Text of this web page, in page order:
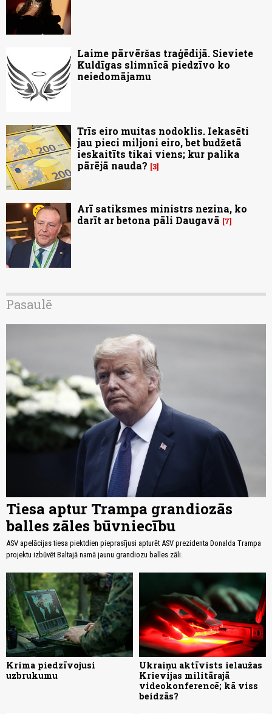
Laime pārvēršas traģēdijā. Sieviete
Kuldīgas slimnīcā piedzīvo ko
neiedomājamu
Trīs eiro muitas nodoklis. Iekasēti
jau pieci miljoni eiro, bet budžetā
ieskaitīts tikai viens; kur palika
pārējā nauda? 3
Arī satiksmes ministrs nezina, ko
darīt ar betona pāli Daugavā
7
Pasaulē
Tiesa aptur Trampa grandiozās
balles zāles būvniecību
ASV apelācijas tiesa piektdien pieprasījusi apturēt ASV prezidenta Donalda Trampa
projektu izbūvēt Baltajā namā jaunu grandiozu balles zāli.
Krima piedzīvojusi
uzbrukumu
Ukraiņu aktīvists ielaužas
Krievijas militārajā
videokonferencē; kā viss
beidzās?